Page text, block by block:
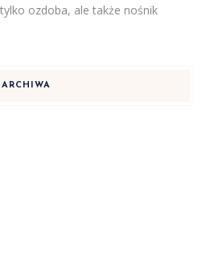
ozdoba, ale także nośnik
ARCHIWA